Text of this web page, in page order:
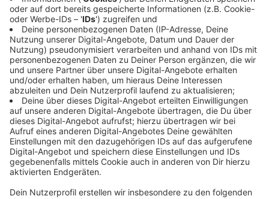
Anzeige
Neben Bakterien stellen auch Viren eine Gefahr für die
menschliche Gesundheit dar. Zum Beispiel wenn neue
Stechmückenarten diese von Mensch zu Mensch
übertragen können. DieAsiatische Tigermückeist ein
solches Exemplar. Sie hat das Potenzial, Krankheiten
zu übertragen, und kommt in den Niederlanden schon
flächendeckend vor. Auch bei uns in NRW sind erste
Exemplare entdeckt worden. Zum Beispiel am
Niederrhein. Somit steigt die Gefahr auf Krankheiten
wie das Denguefieber. Auch erste Fälle des West-Nil-
Fiebers gab es schon in Ostdeutschland, berichtet der